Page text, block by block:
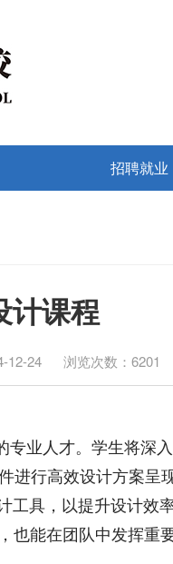
招聘就业
计课程
12-24 浏览次数：6201
业人才。学生将深
进行高效设计方案呈
具，以提升设计效
能在团队中发挥重